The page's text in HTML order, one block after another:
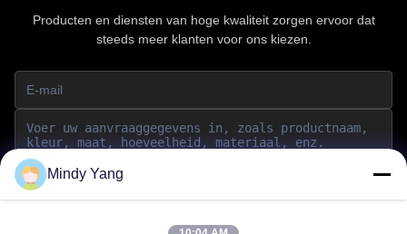
Producten en diensten van hoge kwaliteit zorgen ervoor dat
steeds meer klanten voor ons kiezen.
Mindy Yang